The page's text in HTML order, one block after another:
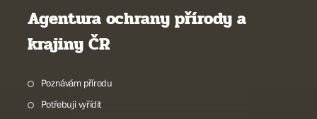
Agentura ochrany přírody a
krajiny ČR
Poznávám přírodu
Potřebuji vyřídit